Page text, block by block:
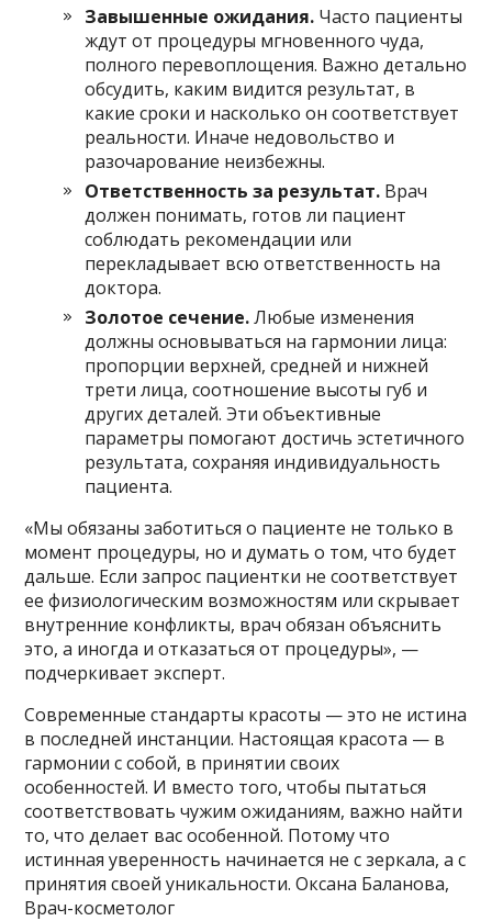
Завышенные ожидания. Часто пациенты
ждут от процедуры мгновенного чуда,
полного перевоплощения. Важно детально
обсудить, каким видится результат, в
какие сроки и насколько он соответствует
реальности. Иначе недовольство и
разочарование неизбежны.
Ответственность за результат. Врач
должен понимать, готов ли пациент
соблюдать рекомендации или
перекладывает всю ответственность на
доктора.
Золотое сечение.Любые изменения
должны основываться на гармонии лица:
пропорции верхней, средней и нижней
трети лица, соотношение высоты губ и
других деталей. Эти объективные
параметры помогают достичь эстетичного
результата, сохраняя индивидуальность
пациента.
«Мы обязаны заботиться о пациенте не только в
момент процедуры, но и думать о том, что будет
дальше. Если запрос пациентки не соответствует
ее физиологическим возможностям или скрывает
внутренние конфликты, врач обязан объяснить
это, а иногда и отказаться от процедуры», —
подчеркивает эксперт.
Современные стандарты красоты — это не истина
в последней инстанции. Настоящая красота — в
гармонии с собой, в принятии своих
особенностей. И вместо того, чтобы пытаться
соответствовать чужим ожиданиям, важно найти
то, что делает вас особенной. Потому что
истинная уверенность начинается не с зеркала, а с
принятия своей уникальности. Оксана Баланова,
Врач-косметолог